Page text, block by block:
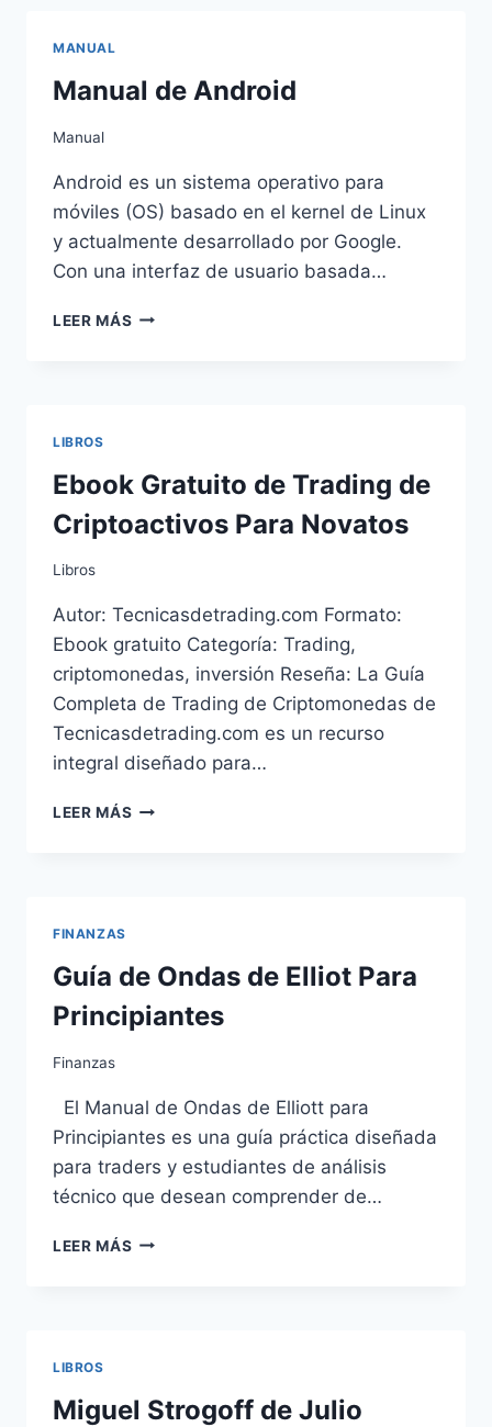
DE
LEWIS
MANUAL
Manual de Android
Manual
Android es un sistema operativo para
móviles (OS) basado en el kernel de Linux
y actualmente desarrollado por Google.
Con una interfaz de usuario basada…
LEER MÁS MANUAL
LIBROS
Ebook Gratuito de Trading de
Criptoactivos Para Novatos
Libros
Autor: Tecnicasdetrading.com Formato:
Ebook gratuito Categoría: Trading,
criptomonedas, inversión Reseña: La Guía
Completa de Trading de Criptomonedas de
Tecnicasdetrading.com es un recurso
integral diseñado para…
LEER MÁS EBOOK
NOVATOS
FINANZAS
Guía de Ondas de Elliot Para
Principiantes
Finanzas
El Manual de Ondas de Elliott para
Principiantes es una guía práctica diseñada
para traders y estudiantes de análisis
técnico que desean comprender de…
LEER MÁS GUÍA
LIBROS
Miguel Strogoff de Julio